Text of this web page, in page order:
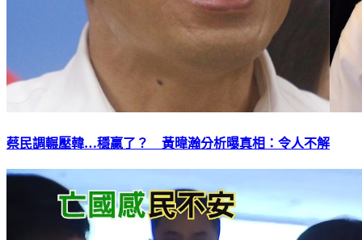
蔡民調輾壓韓…穩贏了？ 黃暐瀚分析曝真相：令人不解